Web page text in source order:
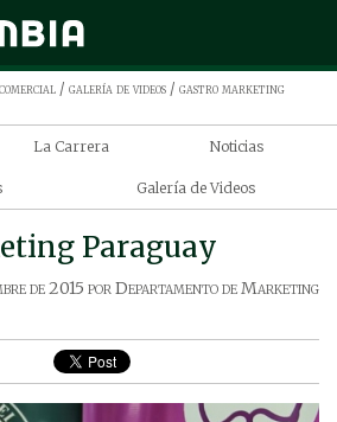
/ galería de videos / gastro marketing
La Carrera Noticias
Galería de Videos
Paraguay
de 2015 porDepartamento de Marketing